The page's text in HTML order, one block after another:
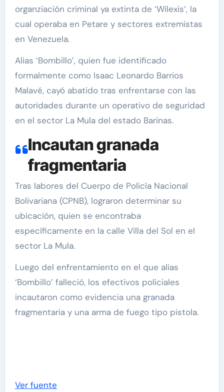
organziación criminal ya extinta de ‘Wilexis’, la
cual operaba en Petare y sectores extremistas
en Venezuela.
Alias ‘Bombillo’, quien fue identificado
formalmente como Isaac Leonardo Barrios
Malavé, cayó abatido tras enfrentarse con las
autoridades durante un operativo de seguridad
en el sector La Mula del estado Barinas.
Incautan granada
fragmentaria
Tras labores del Cuerpo de Policía Nacional
Bolivariana (CPNB), lograron determinar su
ubicación, quien se encontraba
específicamente en la calle Villa del Sol en el
sector La Mula.
Luego del enfrentamiento en el que alias
‘Bombillo’ falleció, los efectivos policiales
incautaron como evidencia una granada
fragmentaria y una arma de fuego tipo pistola.
Ver fuente